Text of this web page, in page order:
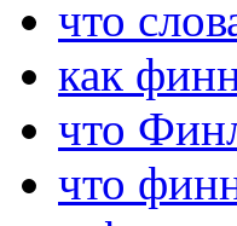
что
как
что
что